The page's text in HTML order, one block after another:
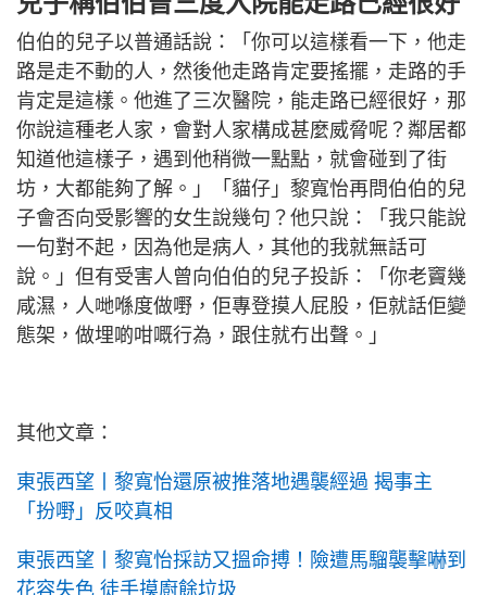
伯伯的兒子以普通話說：「你可以這樣看一下，他走
路是走不動的人，然後他走路肯定要搖擺，走路的手
肯定是這樣。他進了三次醫院，能走路已經很好，那
你說這種老人家，會對人家構成甚麼威脅呢？鄰居都
知道他這樣子，遇到他稍微一點點，就會碰到了街
坊，大都能夠了解。」「貓仔」黎寬怡再問伯伯的兒
子會否向受影響的女生說幾句？他只說：「我只能說
一句對不起，因為他是病人，其他的我就無話可
說。」但有受害人曾向伯伯的兒子投訴：「你老竇幾
咸濕，人哋喺度做嘢，佢專登摸人屁股，佢就話佢變
態架，做埋啲咁嘅行為，跟住就冇出聲。」
其他文章：
東張西望丨黎寬怡還原被推落地遇襲經過 揭事主
「扮嘢」反咬真相
東張西望丨黎寬怡採訪又搵命搏！險遭馬騮襲擊嚇到
花容失色 徒手摸廚餘垃圾